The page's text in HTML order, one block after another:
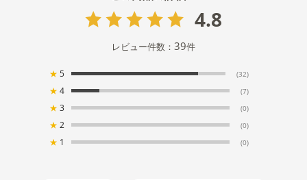
4.8
レビュー件数： 39件
★ 5 (32)
★ 4 (7)
★ 3 (0)
★ 2 (0)
★ 1 (0)